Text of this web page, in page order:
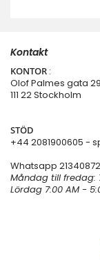
Kontakt
KONTOR :
Olof Palmes gata
111 22 Stockholm
STÖD
+44 2081900605 -
Whatsapp
Måndag till fredag:
Lördag 7:00 AM -